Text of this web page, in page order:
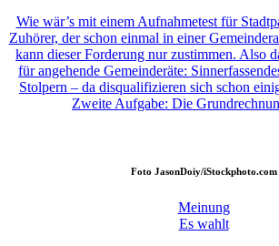
Wie wär’s mit einem Aufnahmetest für
Zuhörer, der schon einmal in einer
kann dieser Forderung nur zustimmen. Also
für angehende Gemeinderäte:
Stolpern – da disqualifizieren sich schon
Zweite Aufgabe: Die
Foto JasonDoiy/iStockphoto.com
Meinung
Es wahlt